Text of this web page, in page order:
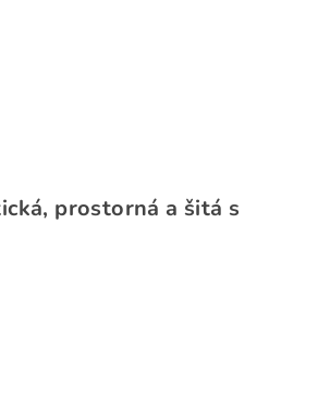
prostorná a šitá s